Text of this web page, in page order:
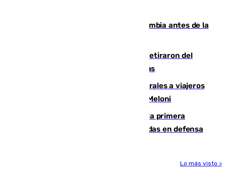
Felipe VI refuerza los lazos con Colombia antes de la
Fernando Calero y Carlos Dotor se retiraron del
encuentro contra el Ceuta con molestias
España restablece controles temporales a viajeros
procedentes de Italia como repuesta a Meloni
El Málaga cae ante el Ceuta y suma la primera
derrota de la pretemporada dejando dudas en defensa
Lo más visto >